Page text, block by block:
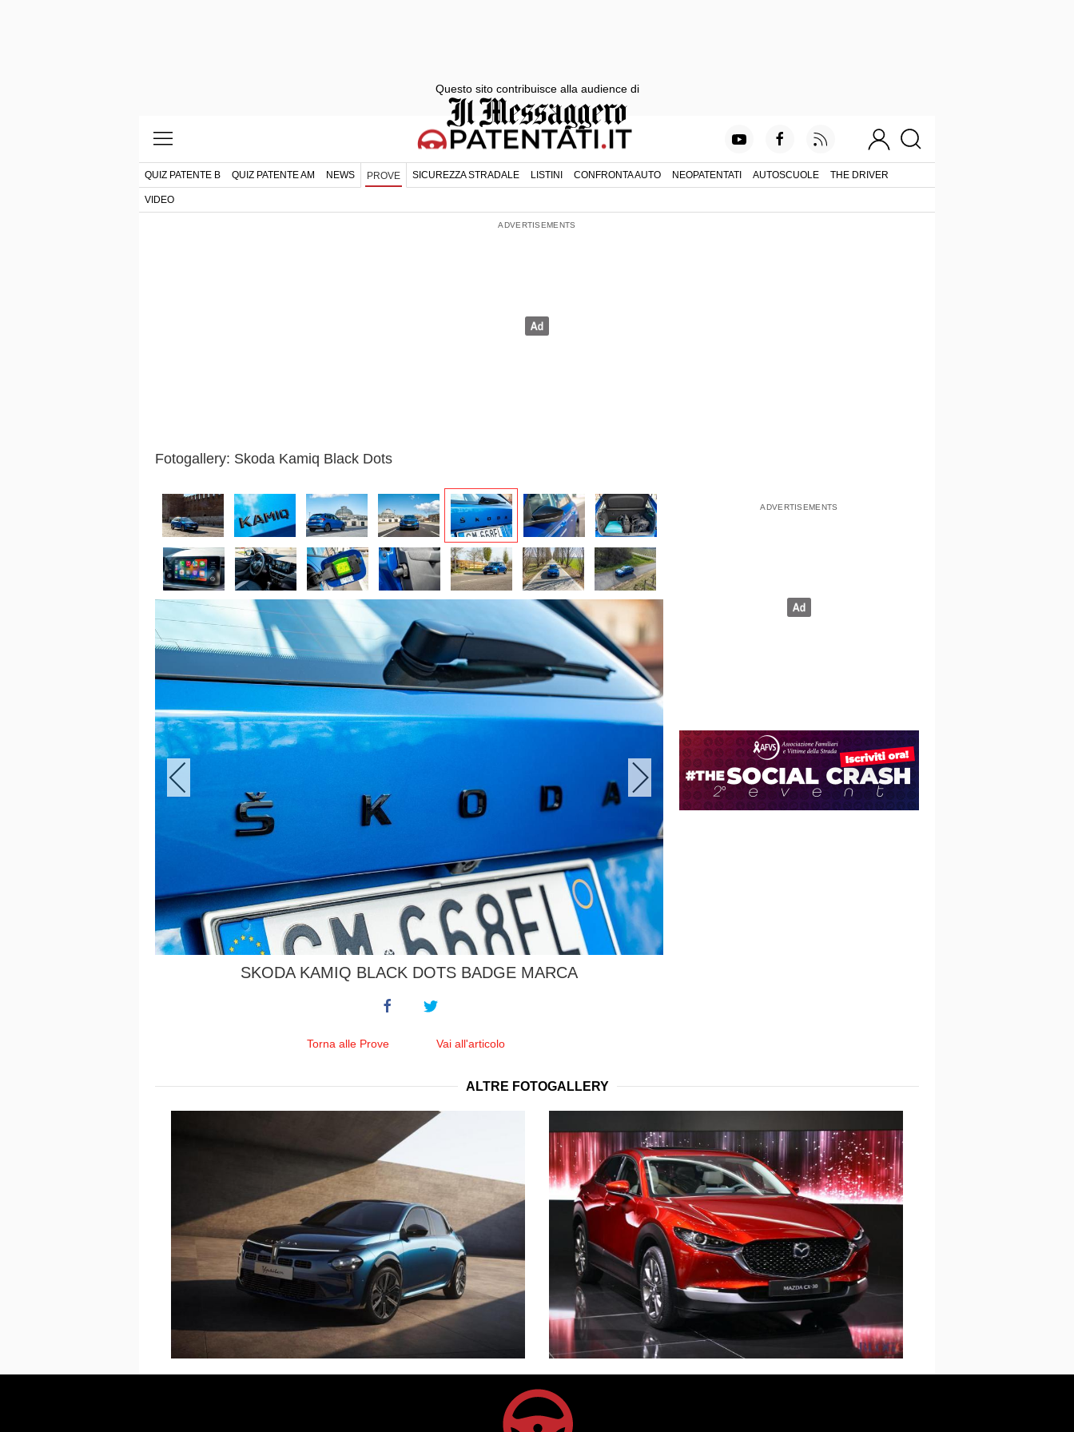
QUIZ PATENTE B QUIZ PATENTE AM NEWS PROVE SICUREZZA STRADALE LISTINI CONFRONTA AUTO NEOPATENTATI AUTOSCUOLE THE DRIVER
VIDEO
Fotogallery: Skoda Kamiq Black Dots
SKODA KAMIQ BLACK DOTS BADGE MARCA
Torna alle Prove Vai all'articolo
ALTRE FOTOGALLERY
Questo sito contribuisce alla audience di